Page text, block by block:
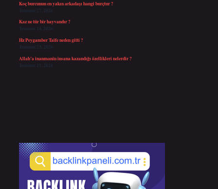
Koç burcunun en yakın arkadaşı hangi burçtur ?
Temmuz 27, 2026
Kaz ne tür bir hayvandır ?
Temmuz 24, 2026
Hz Peygamber Taife neden gitti ?
Temmuz 23, 2026
Allah’a inanmanin insana kazandığı özellikleri nelerdir ?
Temmuz 21, 2026